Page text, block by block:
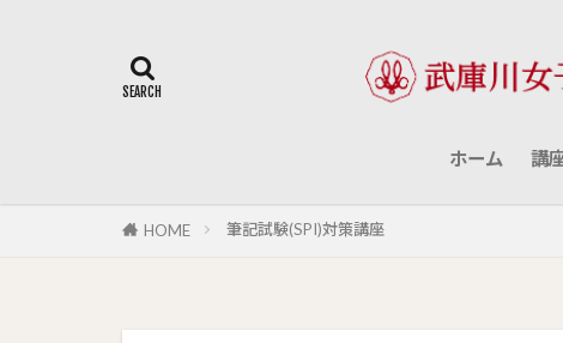
ホーム 講
HOME 筆記試験(SPI)対策講座